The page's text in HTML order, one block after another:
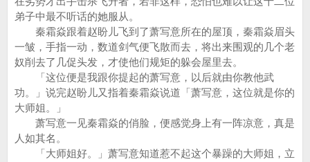
弟子中最不听话的她服从。
秦霜焱跟着赵盼儿飞到了萧写意所在的屋顶，秦霜焱眉头
一皱，手指一动，数道剑气便飞散而去，将出来围观的几个老
奴削去了几促头发，才使他们规矩的躲会屋里去。
「这位便是我跟你提起的萧写意，以后就由你教他武
功。」说完赵盼儿又指着秦霜焱说道「萧写意，这位就是你的
大师姐。」
萧写意一见秦霜焱的俏脸，便感觉身上有一阵凉意，真是
人如其名。
「大师姐好。」萧写意知道惹不起这个暴躁的大师姐，立